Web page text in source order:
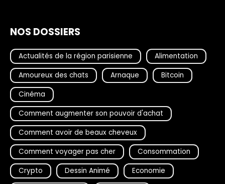
NOS DOSSIERS
Actualités de la région parisienne
Alimentation
Amoureux des chats
Arnaque
Bitcoin
Cinéma
Comment augmenter son pouvoir d'achat
Comment avoir de beaux cheveux
Comment voyager pas cher
Consommation
Crypto
Dessin Animé
Economie